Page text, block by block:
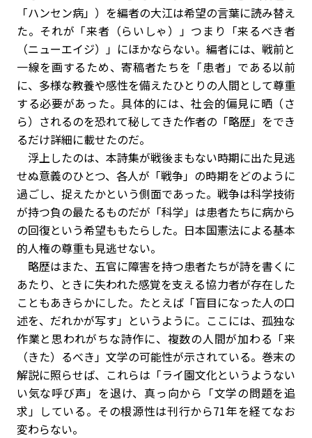
「ハンセン病」）を編者の大江は希望の言葉に読み替え
た。それが「来者（らいしゃ）」つまり「来るべき者
（ニューエイジ）」にほかならない。編者には、戦前と
一線を画するため、寄稿者たちを「患者」である以前
に、多様な教養や感性を備えたひとりの人間として尊重
する必要があった。具体的には、社会的偏見に晒（さ
ら）されるのを恐れて秘してきた作者の「略歴」をでき
るだけ詳細に載せたのだ。
浮上したのは、本詩集が戦後まもない時期に出た見逃
せぬ意義のひとつ、各人が「戦争」の時期をどのように
過ごし、捉えたかという側面であった。戦争は科学技術
が持つ負の最たるものだが「科学」は患者たちに病から
の回復という希望ももたらした。日本国憲法による基本
的人権の尊重も見逃せない。
略歴はまた、五官に障害を持つ患者たちが詩を書くに
あたり、ときに失われた感覚を支える協力者が存在した
こともあきらかにした。たとえば「盲目になった人の口
述を、だれかが写す」というように。ここには、孤独な
作業と思われがちな詩作に、複数の人間が加わる「来
（きた）るべき」文学の可能性が示されている。巻末の
解説に照らせば、これらは「ライ園文化というようない
い気な呼び声」を退け、真っ向から「文学の問題を追
求」している。その根源性は刊行から71年を経てなお
変わらない。